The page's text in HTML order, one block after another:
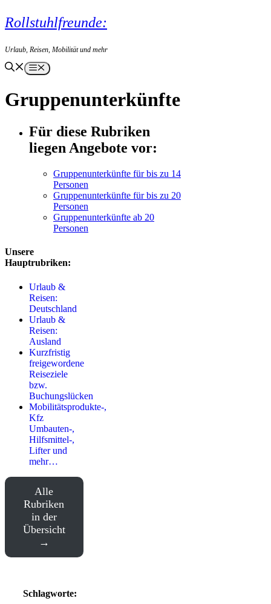
Zum
Inhalt
Rollstuhlfreunde:
Urlaub, Reisen, Mobilität und mehr
Menü
Gruppenunterkünfte
Für diese Rubriken
liegen Angebote vor:
Gruppenunterkünfte für bis zu 14
Personen
Gruppenunterkünfte für bis zu 20
Personen
Gruppenunterkünfte ab 20
Personen
Unsere
Hauptrubriken:
Urlaub &
Reisen:
Deutschland
Urlaub &
Reisen:
Ausland
Kurzfristig
freigewordene
Reiseziele
bzw.
Buchungslücken
Mobilitätsprodukte-,
Kfz
Umbauten-,
Hilfsmittel-,
Lifter und
mehr…
Alle
Rubriken
in der
Übersicht
Schlagworte: